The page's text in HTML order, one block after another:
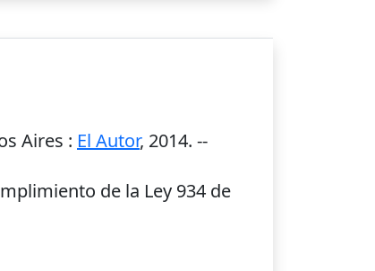
Aires : El Autor, 2014. --
de la Ley 934 de